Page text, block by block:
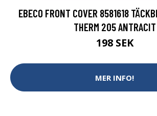
EBECO FRONT COVER 8581618
THERM 205 ANTRACIT
198 SEK
MER INFO!